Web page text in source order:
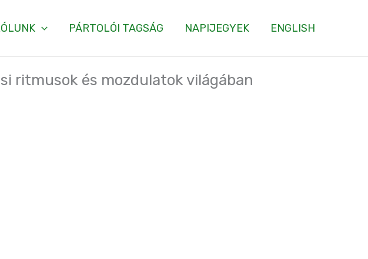
PÁRTOLÓI TAGSÁG NAPIJEGYEK ENGLISH
ritmusok és mozdulatok világában